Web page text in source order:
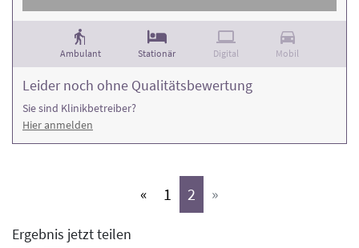
Ambulant Stationär Digital Mobil
Leider noch ohne Qualitätsbewertung
Sie sind Klinikbetreiber?
Hier anmelden
« 1 (aktiv)
2 (aktiv)
»
Ergebnis jetzt teilen